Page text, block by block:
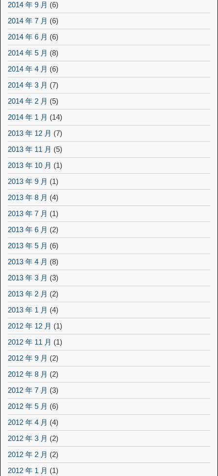
2014 年 9 月 (6)
2014 年 7 月 (6)
2014 年 6 月 (6)
2014 年 5 月 (8)
2014 年 4 月 (6)
2014 年 3 月 (7)
2014 年 2 月 (5)
2014 年 1 月 (14)
2013 年 12 月 (7)
2013 年 11 月 (5)
2013 年 10 月 (1)
2013 年 9 月 (1)
2013 年 8 月 (4)
2013 年 7 月 (1)
2013 年 6 月 (2)
2013 年 5 月 (6)
2013 年 4 月 (8)
2013 年 3 月 (3)
2013 年 2 月 (2)
2013 年 1 月 (4)
2012 年 12 月 (1)
2012 年 11 月 (1)
2012 年 9 月 (2)
2012 年 8 月 (2)
2012 年 7 月 (3)
2012 年 5 月 (6)
2012 年 4 月 (4)
2012 年 3 月 (2)
2012 年 2 月 (2)
2012 年 1 月 (1)